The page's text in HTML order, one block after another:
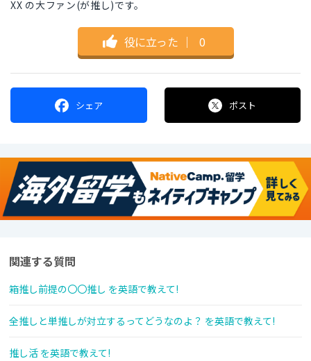
XX の大ファン(が推し)です。
役に立った ｜ 0
シェア ポスト
関連する質問
箱推し前提の〇〇推し を英語で教えて!
全推しと単推しが対立するってどうなのよ？ を英語で教えて!
推し活 を英語で教えて!